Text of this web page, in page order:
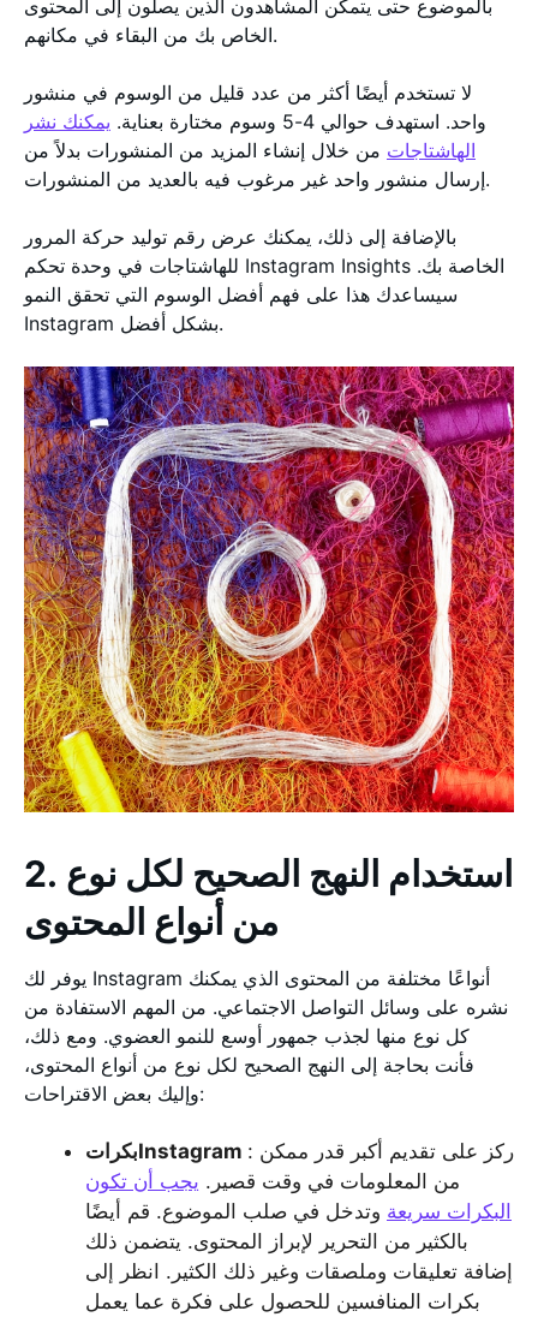
بالموضوع حتى يتمكن المشاهدون الذين يصلون إلى المحتوى
الخاص بك من البقاء في مكانهم.
لا تستخدم أيضًا أكثر من عدد قليل من الوسوم في منشور
واحد. استهدف حوالي 4-5 وسوم مختارة بعناية.
يمكنك نشر
الهاشتاجات من خلال إنشاء المزيد من المنشورات بدلاً من
إرسال منشور واحد غير مرغوب فيه بالعديد من المنشورات.
بالإضافة إلى ذلك، يمكنك عرض رقم توليد حركة المرور
للهاشتاجات في وحدة تحكم Instagram Insights الخاصة بك.
سيساعدك هذا على فهم أفضل الوسوم التي تحقق النمو
Instagram بشكل أفضل.
2. استخدام النهج الصحيح لكل نوع
من أنواع المحتوى
يوفر لك Instagram أنواعًا مختلفة من المحتوى الذي يمكنك
نشره على وسائل التواصل الاجتماعي. من المهم الاستفادة من
كل نوع منها لجذب جمهور أوسع للنمو العضوي. ومع ذلك،
فأنت بحاجة إلى النهج الصحيح لكل نوع من أنواع المحتوى،
وإليك بعض الاقتراحات:
بكراتInstagram : ركز على تقديم أكبر قدر ممكن
من المعلومات في وقت قصير. يجب أن تكون
البكرات سريعة وتدخل في صلب الموضوع. قم أيضًا
بالكثير من التحرير لإبراز المحتوى. يتضمن ذلك
إضافة تعليقات وملصقات وغير ذلك الكثير. انظر إلى
بكرات المنافسين للحصول على فكرة عما يعمل